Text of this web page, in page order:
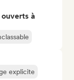
à
explicite